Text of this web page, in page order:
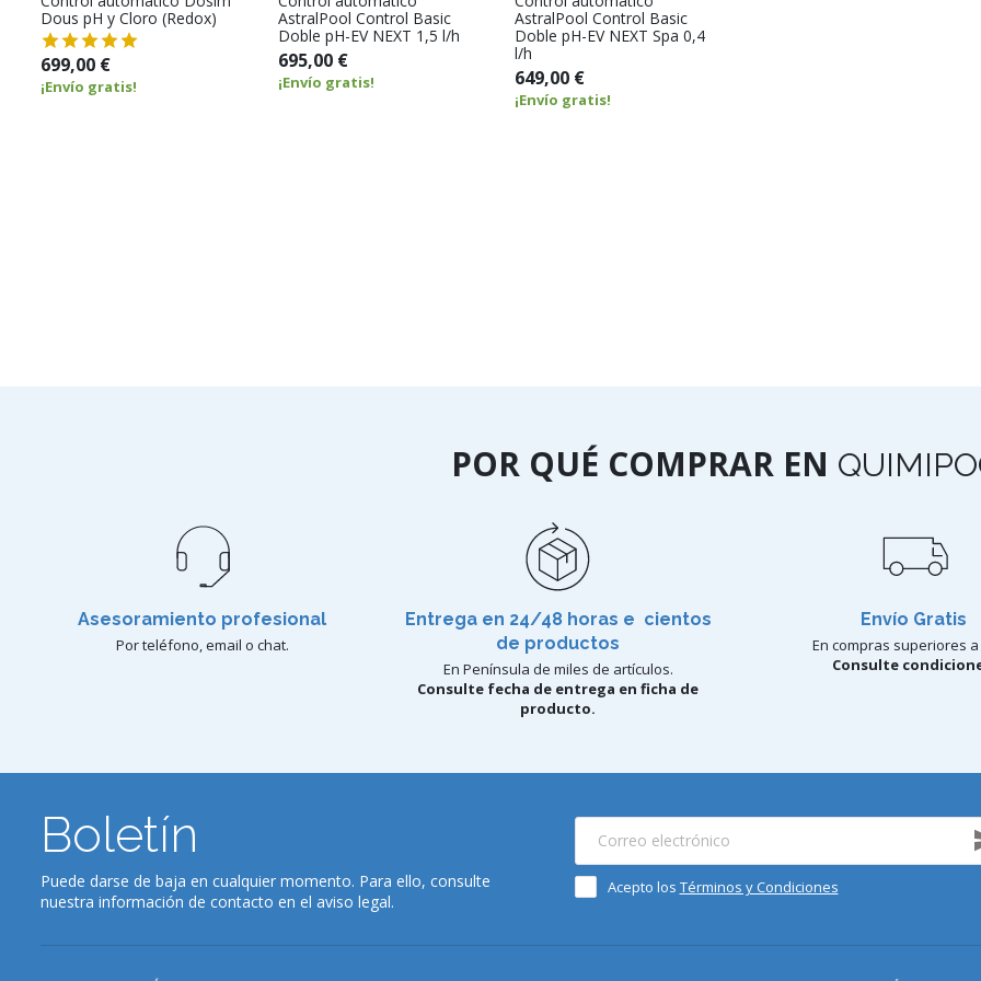
Dous pH y Cloro (Redox)
699,00 €
¡Envío gratis!
AstralPool Control Basic
Doble pH-EV NEXT 1,5 l/h
695,00 €
¡Envío gratis!
AstralPool Control Basic
Doble pH-EV NEXT Spa 0,4
l/h
649,00 €
¡Envío gratis!
POR QUÉ COMPRAR EN
Asesoramiento profesional
Por teléfono, email o chat.
Entrega en 24/48 horas e cientos
de productos
En Península de miles de artículos.
Consulte fecha de entrega en ficha de
producto.
Envío Gratis
En compras superiores a
Consulte
Boletín
Puede darse de baja en cualquier momento. Para ello, consulte
nuestra información de contacto en el aviso legal.
Acepto los Términos y Condiciones